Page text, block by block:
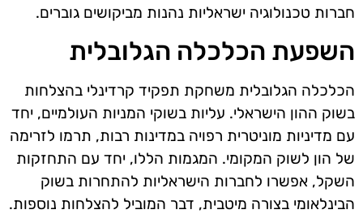
חברות טכנולוגיה ישראליות נהנות מביקושים גוברים.
השפעת הכלכלה הגלובלית
הכלכלה הגלובלית משחקת תפקיד קרדינלי בהצלחות
בשוק ההון הישראלי. עליות בשוקי המניות העולמיים, יחד
עם מדיניות מוניטרית רפויה במדינות רבות, תרמו לזרימה
של הון לשוק המקומי. המגמות הללו, יחד עם התחזקות
השקל, אפשרו לחברות הישראליות להתחרות בשוק
הבינלאומי בצורה מיטבית, דבר המוביל להצלחות נוספות.